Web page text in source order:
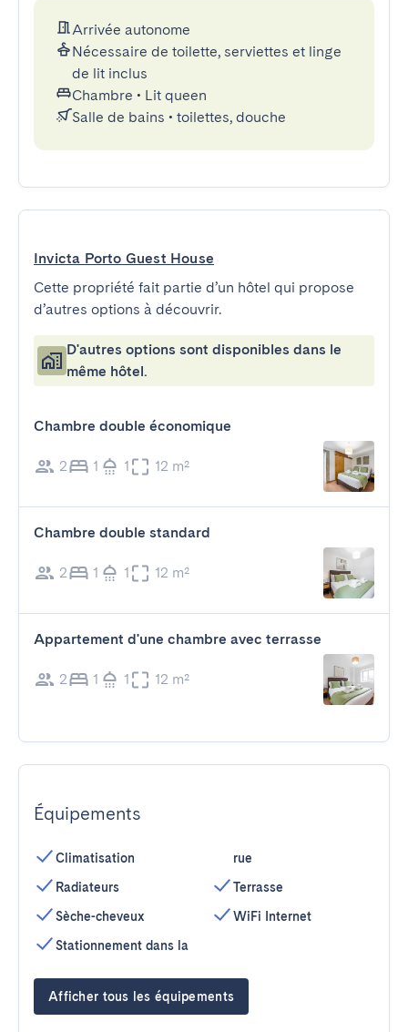
Arrivée autonome
Nécessaire de toilette, serviettes et linge
de lit inclus
Chambre • Lit queen
Salle de bains • toilettes, douche
Invicta Porto Guest House
Cette propriété fait partie d’un hôtel qui propose
d’autres options à découvrir.
D'autres options sont disponibles dans le
même hôtel.
Chambre double économique
2 1 1 12 m²
Chambre double standard
2 1 1 12 m²
Appartement d'une chambre avec terrasse
2 1 1 12 m²
Équipements
Climatisation
Radiateurs
Sèche-cheveux
Stationnement dans la
rue
Terrasse
WiFi Internet
Afficher tous les équipements